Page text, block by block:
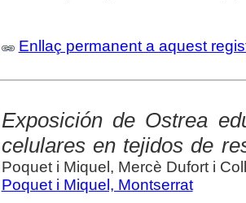
Enllaç permanent a aquest
Exposición de Ostrea
celulares en tejidos de
Poquet i Miquel, Mercè Dufort i Coll
Poquet i Miquel, Montserrat